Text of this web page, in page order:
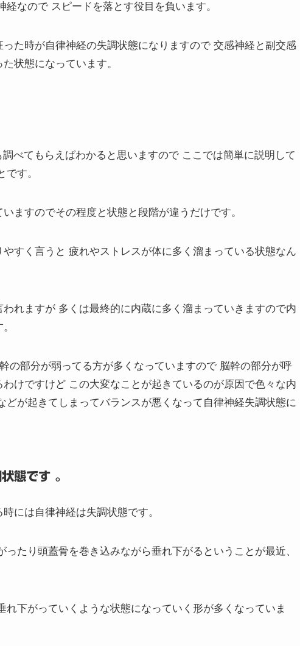
なので スピードを落とす役目を負います。
た時が自律神経の失調状態になりますので 交感神経と副交感
状態になっています。
べてもらえばわかると思いますので ここでは簡単に説明して
す。
ますのでその程度と状態と段階が違うだけです。
すく言うと 疲れやストレスが体に多く溜まっている状態なん
れますが 多くは最終的に内蔵に多く溜まっていきますので内
の部分が弱ってる方が多くなっていますので 脳幹の部分が呼
けですけど この大変なことが起きているのが原因で色々な内
どが起きてしまってバランスが悪くなって自律神経失調状態に
態です 。
には自律神経は失調状態です。
たり頭蓋骨を巻き込みながら垂れ下がるということが最近、
下がっていくような状態になっていく形が多くなっていま